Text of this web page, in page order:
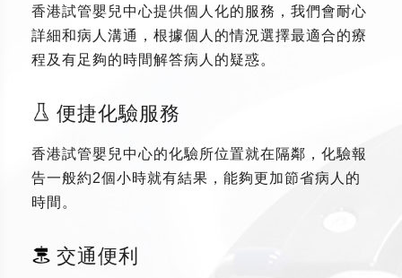
香港試管嬰兒中心提供個人化的服務，我們會耐心
詳細和病人溝通，根據個人的情況選擇最適合的療
程及有足夠的時間解答病人的疑惑。
便捷化驗服務
香港試管嬰兒中心的化驗所位置就在隔鄰，化驗報
告一般約2個小時就有結果，能夠更加節省病人的
時間。
交通便利